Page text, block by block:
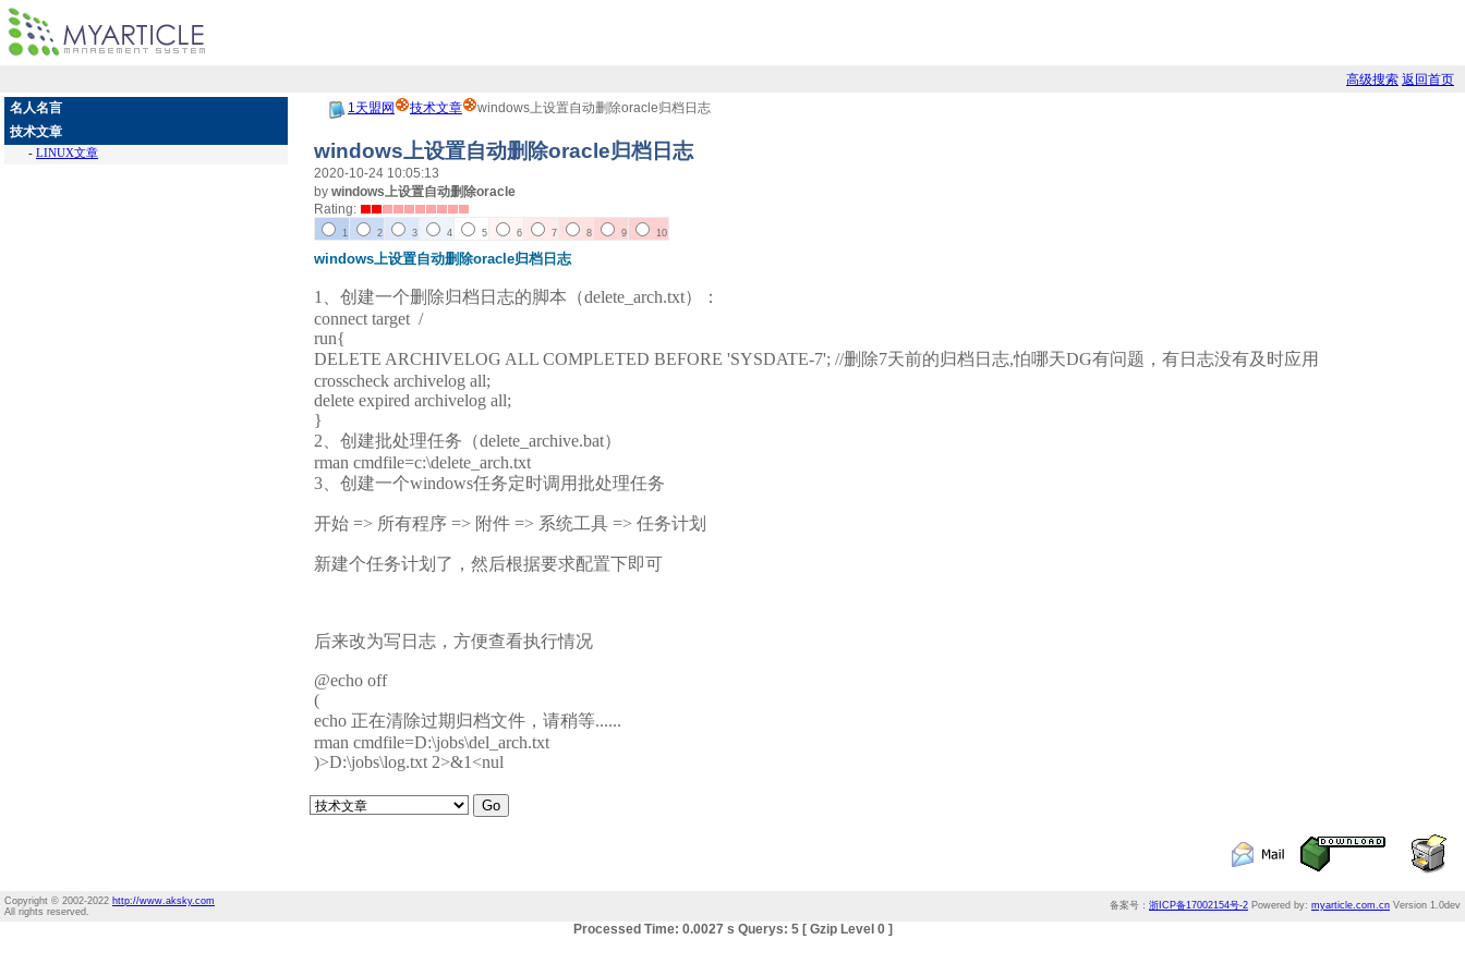
高级搜索 返回首页
名人名言
技术文章
- LINUX文章
1天盟网 技术文章 windows上设置自动删除oracle归档日志
windows上设置自动删除oracle归档日志
2020-10-24 10:05:13
by windows上设置自动删除oracle
Rating:
1 2 3 4 5 6 7 8 9 10
windows上设置自动删除oracle归档日志
1、创建一个删除归档日志的脚本（delete_arch.txt）：
connect target /
run{
DELETE ARCHIVELOG ALL COMPLETED BEFORE 'SYSDATE-7'; //删除7天前的归档日志,怕哪天DG有问题，有日志没有及时应用
crosscheck archivelog all;
delete expired archivelog all;
}
2、创建批处理任务（delete_archive.bat）
rman cmdfile=c:\delete_arch.txt
3、创建一个windows任务定时调用批处理任务
开始 => 所有程序 => 附件 => 系统工具 => 任务计划
新建个任务计划了，然后根据要求配置下即可
后来改为写日志，方便查看执行情况
@echo off
(
echo 正在清除过期归档文件，请稍等......
rman cmdfile=D:\jobs\del_arch.txt
)>D:\jobs\log.txt 2>&1<nul
Copyright © 2002-2022 http://www.aksky.com
All rights reserved.
备案号： 浙ICP备17002154号-2 Powered by: myarticle.com.cn Version 1.0dev
Processed Time: 0.0027 s Querys: 5 [ Gzip Level 0 ]